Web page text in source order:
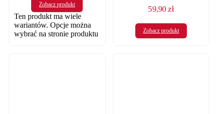
Zobacz produkt
Ten produkt ma wiele
wariantów. Opcje można
wybrać na stronie produktu
59,90zł
Zobacz produkt